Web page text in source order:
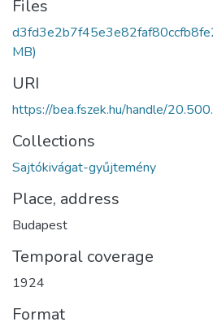
Files
MB)
URI
https://bea.fszek.hu/handle/
Collections
Sajtókivágat-gyűjtemény
Place, address
Budapest
Temporal coverage
1924
Format